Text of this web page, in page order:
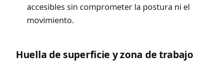
accesibles sin comprometer la postura ni el
movimiento.
Huella de superficie y zona de trabajo